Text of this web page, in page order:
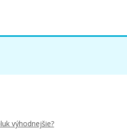
výhodnejšie?